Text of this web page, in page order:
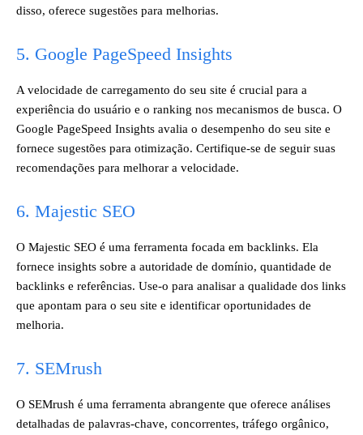
disso, oferece sugestões para melhorias.
5. Google PageSpeed Insights
A velocidade de carregamento do seu site é crucial para a
experiência do usuário e o ranking nos mecanismos de busca. O
Google PageSpeed Insights avalia o desempenho do seu site e
fornece sugestões para otimização. Certifique-se de seguir suas
recomendações para melhorar a velocidade.
6. Majestic SEO
O Majestic SEO é uma ferramenta focada em backlinks. Ela
fornece insights sobre a autoridade de domínio, quantidade de
backlinks e referências. Use-o para analisar a qualidade dos links
que apontam para o seu site e identificar oportunidades de
melhoria.
7. SEMrush
O SEMrush é uma ferramenta abrangente que oferece análises
detalhadas de palavras-chave, concorrentes, tráfego orgânico,